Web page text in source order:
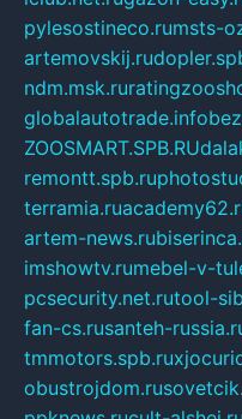
pylesostineco.rumsts-
artemovskij.ru
ndm.msk.ru
globalautotrade.info
ZOOSMART.SPB.RU
remontt.spb.ru
terramia.ru
artem-news.ru
imshowtv.rumebel-v-
pcsecurity.net.rutool-
fan-cs.rusanteh-
tmmotors.spb.ru
obustrojdom.ru